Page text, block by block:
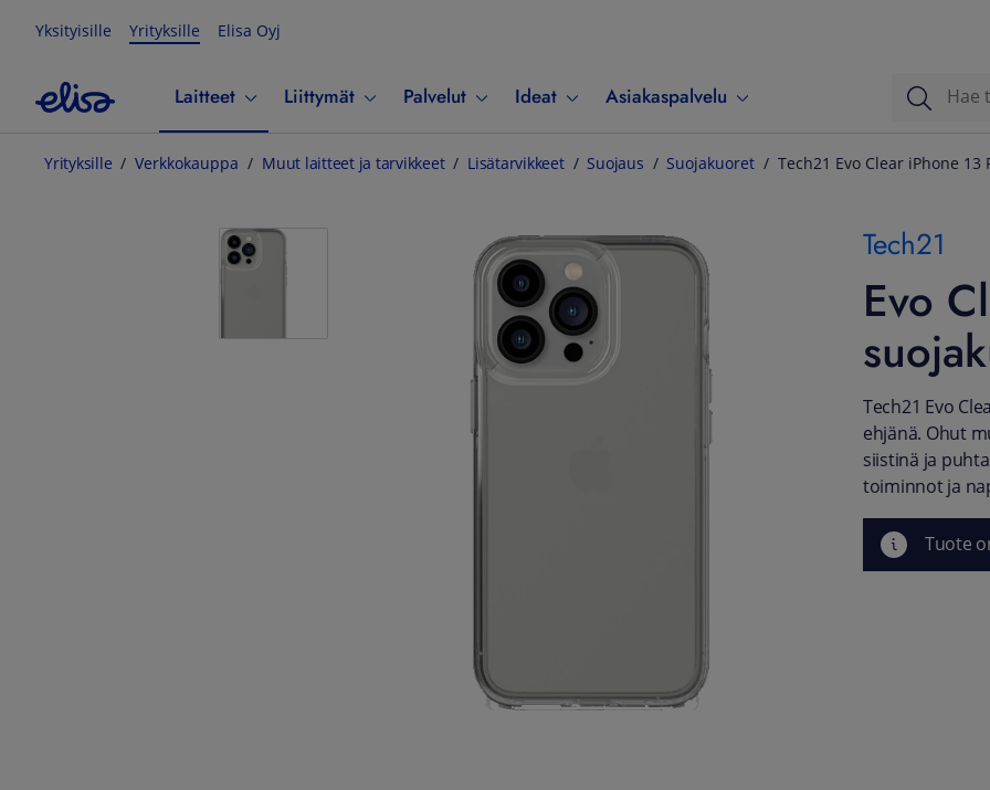
Yksityisille Yrityksille Elisa Oyj
Laitteet Liittymät Palvelut Ideat Asiakaspalvelu
Yrityksille Verkkokauppa Muut laitteet ja tarvikkeet Lisätarvikkeet Suojaus Suojakuoret Tech21 Evo Clear iPhone 13
Tech21
Evo
Tech21 Evo
ehjänä. Ohut
siistinä ja
toiminnot ja
Tuote